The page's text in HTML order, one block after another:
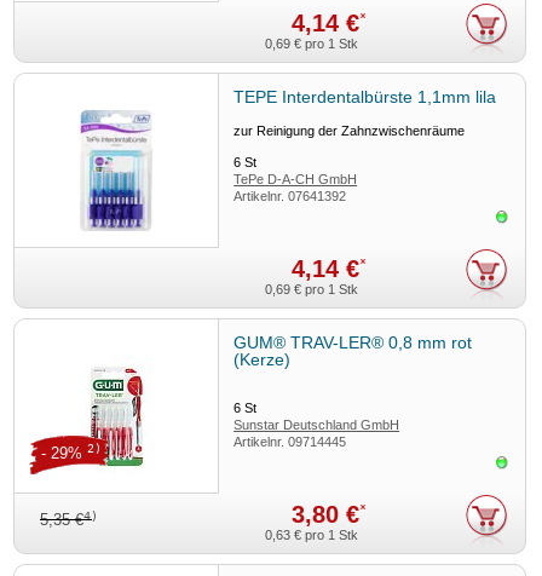
4,14 €*
0,69 € pro 1 Stk
TEPE Interdentalbürste 1,1mm lila
zur Reinigung der Zahnzwischenräume
6St
TePe D-A-CH GmbH
Artikelnr.07641392
4,14 €*
0,69 € pro 1 Stk
GUM® TRAV-LER® 0,8 mm rot
(Kerze)
6St
Sunstar Deutschland GmbH
Artikelnr.09714445
5,35 €4) 3,80 €*
- 29% 2)
0,63 € pro 1 Stk